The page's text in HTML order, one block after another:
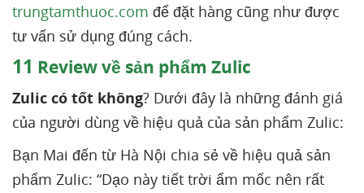
trungtamthuoc.com để đặt hàng cũng như được
tư vấn sử dụng đúng cách.
11 Review về sản phẩm Zulic
Zulic có tốt không? Dưới đây là những đánh giá
của người dùng về hiệu quả của sản phẩm Zulic:
Bạn Mai đến từ Hà Nội chia sẻ về hiệu quả sản
phẩm Zulic: “Dạo này tiết trời ẩm mốc nên rất